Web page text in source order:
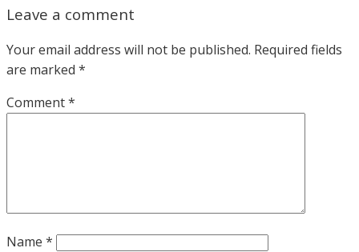
Leave a comment
Your email address will not be published. Required fields
are marked *
Comment*
Name *